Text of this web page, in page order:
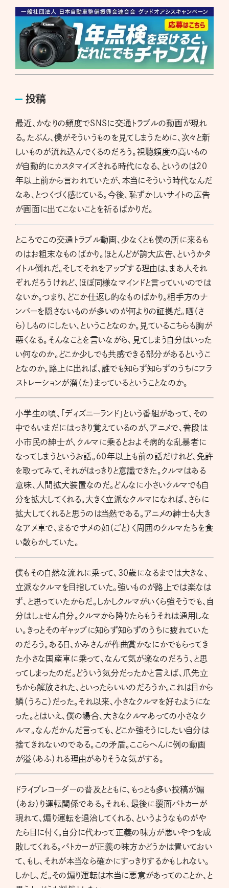
投稿
最近、かなりの頻度でSNSに交通トラブルの動画が現れ
る。たぶん、僕がそういうものを見てしまうために、次々と新
しいものが流れ込んでくるのだろう。視聴頻度の高いもの
が自動的にカスタマイズされる時代になる、というのは20
年以上前から言われていたが、本当にそういう時代なんだ
なあ、とつくづく感じている。今後、恥ずかしいサイトの広告
が画面に出てこないことを祈るばかりだ。
ところでこの交通トラブル動画、少なくとも僕の所に来るも
のはお粗末なものばかり。ほとんどが誇大広告、というかタ
イトル倒れだ。そしてそれをアップする理由は、まあ人それ
ぞれだろうけれど、ほぼ同様なマインドと言っていいのでは
ないか。つまり、どこか仕返し的なものばかり。相手方のナ
ンバーを隠さないものが多いのが何よりの証拠だ。晒（さ
ら）しものにしたい、ということなのか。見ているこちらも胸が
悪くなる。そんなことを言いながら、見てしまう自分はいった
い何なのか。どこか少しでも共感できる部分があるというこ
となのか。路上に出れば、誰でも知らず知らずのうちにフラ
ストレーションが溜（た）まっているということなのか。
小学生の頃、「ディズニーランド」という番組があって、その
中でもいまだにはっきり覚えているのが、アニメで、普段は
小市民の紳士が、クルマに乗るとおよそ病的な乱暴者に
なってしまうというお話。60年以上も前の話だけれど、免許
を取ってみて、それがはっきりと意識できた。クルマはある
意味、人間拡大装置なのだ。どんなに小さいクルマでも自
分を拡大してくれる。大きく立派なクルマになれば、さらに
拡大してくれると思うのは当然である。アニメの紳士も大き
なアメ車で、まるでサメの如（ごと）く周囲のクルマたちを食
い散らかしていた。
僕もその自然な流れに乗って、30歳になるまでは大きな、
立派なクルマを目指していた。強いものが路上では楽なは
ず、と思っていたからだ。しかしクルマがいくら強そうでも、自
分はしょせん自分。クルマから降りたらもうそれは通用しな
い。きっとそのギャップに知らず知らずのうちに疲れていた
のだろう。ある日、かみさんが作曲賞かなにかでもらってき
た小さな国産車に乗って、なんて気が楽なのだろう、と思
ってしまったのだ。どういう気分だったかと言えば、爪先立
ちから解放された、といったらいいのだろうか。これは目から
鱗（うろこ）だった。それ以来、小さなクルマを好むようにな
った。とはいえ、僕の場合、大きなクルマあっての小さなク
ルマ。なんだかんだ言っても、どこか強そうにしたい自分は
捨てきれないのである。この矛盾。ここらへんに例の動画
が溢（あふ）れる理由がありそうな気がする。
ドライブレコーダーの普及とともに、もっとも多い投稿が煽
（あお）り運転関係である。それも、最後に覆面パトカーが
現れて、煽り運転を退治してくれる、というようなものがや
たら目に付く。自分に代わって正義の味方が悪いやつを成
敗してくれる。パトカーが正義の味方かどうかは置いておい
て、もし、それが本当なら確かにすっきりするかもしれない。
しかし、だ。その煽り運転は本当に悪意があってのことか、と